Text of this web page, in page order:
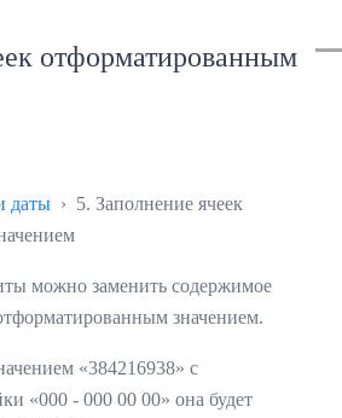
отформатированным
даты › 5. Заполнение ячеек
можно заменить содержимое
значением.
«384216938» с
«000 - 000 00 00» она будет